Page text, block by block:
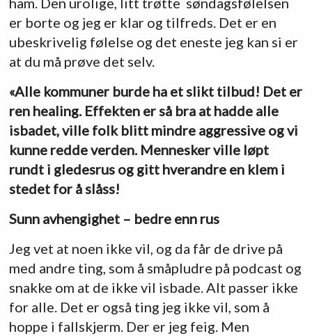
er borte og jeg er klar og tilfreds. Det er en
ubeskrivelig følelse og det eneste jeg kan si er
at du må prøve det selv.
«Alle kommuner burde ha et slikt tilbud! Det er
ren healing. Effekten er så bra at hadde alle
isbadet, ville folk blitt mindre aggressive og vi
kunne redde verden. Mennesker ville løpt
rundt i gledesrus og gitt hverandre en klem i
stedet for å slåss!
Sunn avhengighet – bedre enn rus
Jeg vet at noen ikke vil, og da får de drive på
med andre ting, som å småpludre på podcast og
snakke om at de ikke vil isbade. Alt passer ikke
for alle. Det er også ting jeg ikke vil, som å
hoppe i fallskjerm. Der er jeg feig. Men